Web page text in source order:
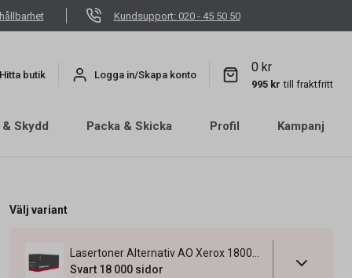
Kundsupport: 020 - 45 50 50
Hitta butik Logga in/Skapa konto
0 kr
995 kr till fraktfritt
Skydd Packa & Skicka Profil Kampanj
Välj variant
Svart 18 000 sidor